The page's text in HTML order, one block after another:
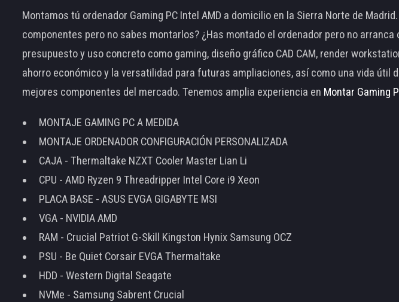
Montamos tú ordenador Gaming PC Intel AMD a domicilio en la Sierra Norte de
componentes pero no sabes montarlos? ¿Has montado el ordenador pero no
presupuesto y uso concreto como gaming, diseño gráfico CAD CAM, render
ahorro económico y la versatilidad para futuras ampliaciones, así como una vida
mejores componentes del mercado. Tenemos amplia experiencia en Montar Gaming
MONTAJE GAMING PC A MEDIDA
MONTAJE ORDENADOR CONFIGURACIÓN PERSONALIZADA
CAJA - Thermaltake NZXT Cooler Master Lian Li
CPU - AMD Ryzen 9 Threadripper Intel Core i9 Xeon
PLACA BASE - ASUS EVGA GIGABYTE MSI
VGA - NVIDIA AMD
RAM - Crucial Patriot G-Skill Kingston Hynix Samsung OCZ
PSU - Be Quiet Corsair EVGA Thermaltake
HDD - Western Digital Seagate
NVMe - Samsung Sabrent Crucial